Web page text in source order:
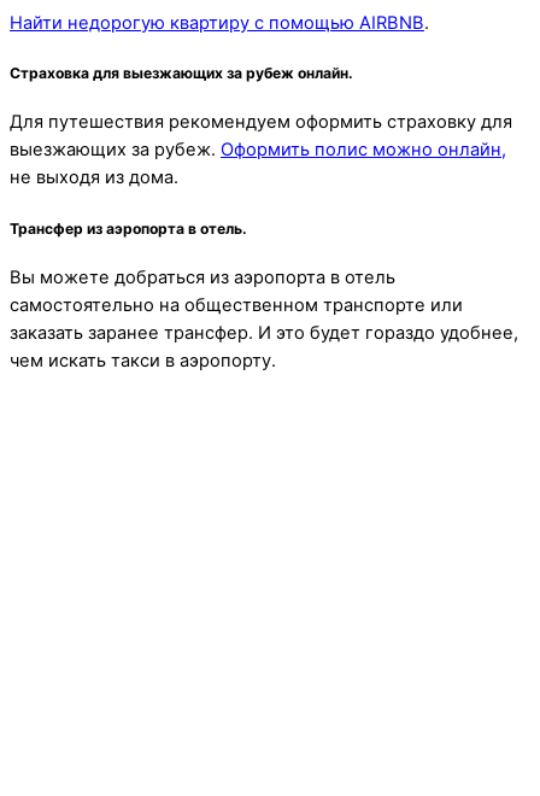
Найти недорогую квартиру с помощью AIRBNB.
Страховка для выезжающих за рубеж онлайн.
Для путешествия рекомендуем оформить страховку для
выезжающих за рубеж. Оформить полис можно онлайн,
не выходя из дома.
Трансфер из аэропорта в отель.
Вы можете добраться из аэропорта в отель
самостоятельно на общественном транспорте или
заказать заранее трансфер. И это будет гораздо удобнее,
чем искать такси в аэропорту.